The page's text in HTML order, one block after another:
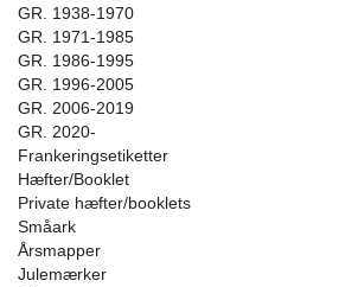
GR. 1938-1970
GR. 1971-1985
GR. 1986-1995
GR. 1996-2005
GR. 2006-2019
GR. 2020-
Frankeringsetiketter
Hæfter/Booklet
Private hæfter/booklets
Småark
Årsmapper
Julemærker